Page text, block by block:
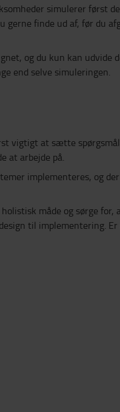
simulerer først
finde ud af, før du
og du kun kan udvide
end selve simuleringen.
vigtigt at sætte
at arbejde på.
implementeres, og
måde og sørge for,
til implementering.